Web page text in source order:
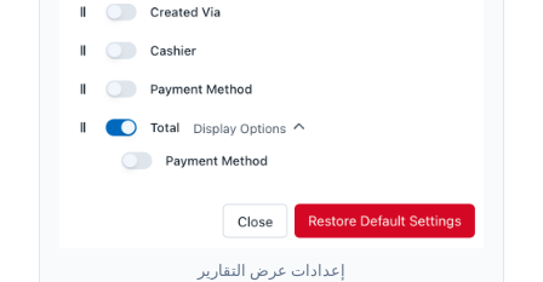
إعدادات عرض التقارير